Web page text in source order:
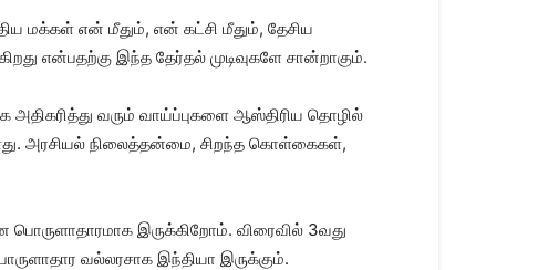
மக்கள் என் மீதும், என் கட்சி மீதும், தேசிய
என்பதற்கு இந்த தேர்தல் முடிவுகளே சான்றாகும்.
அதிகரித்து வரும் வாய்ப்புகளை ஆஸ்திரிய தொழில்
அரசியல் நிலைத்தன்மை, சிறந்த கொள்கைகள்,
பொருளாதாரமாக இருக்கிறோம். விரைவில் 3வது
வல்லரசாக இந்தியா இருக்கும்.